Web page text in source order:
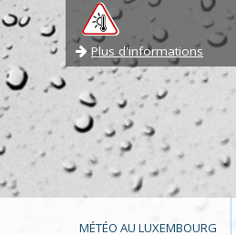
Plus d'informations
MÉTÉO AU LUXEMBOURG